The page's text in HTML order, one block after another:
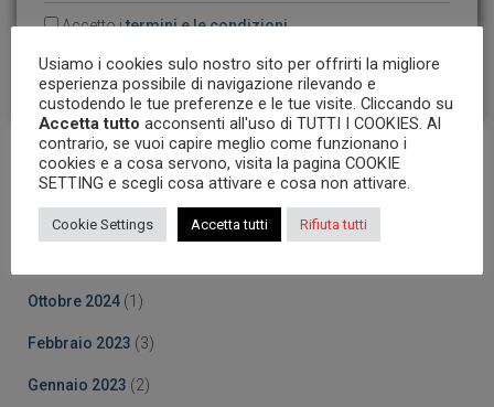
Accetto itermini e le condizioni
Archives
Ottobre 2025(5)
Ottobre 2024 (1)
Febbraio 2023 (3)
Gennaio 2023 (2)
Usiamo i cookies sulo nostro sito per offrirti la migliore
esperienza possibile di navigazione rilevando e
custodendo le tue preferenze e le tue visite. Cliccando su
Accetta tutto acconsenti all'uso di TUTTI I COOKIES. Al
contrario, se vuoi capire meglio come funzionano i
cookies e a cosa servono, visita la pagina COOKIE
SETTING e scegli cosa attivare e cosa non attivare.
Cookie Settings Accetta tutti Rifiuta tutti